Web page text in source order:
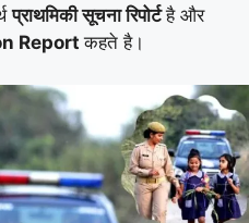
प्राथमिकी सूचना रिपोर्टहै और
Reportकहते है।